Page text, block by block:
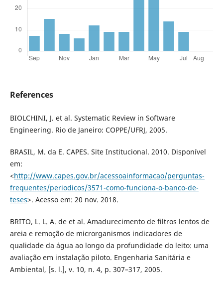
References
BIOLCHINI, J. et al. Systematic Review in Software
Engineering. Rio de Janeiro: COPPE/UFRJ, 2005.
BRASIL, M. da E. CAPES. Site Institucional. 2010. Disponível
em:
<http://www.capes.gov.br/acessoainformacao/perguntas-
frequentes/periodicos/3571-como-funciona-o-banco-de-
teses>. Acesso em: 20 nov. 2018.
BRITO, L. L. A. de et al. Amadurecimento de filtros lentos de
areia e remoção de microrganismos indicadores de
qualidade da água ao longo da profundidade do leito: uma
avaliação em instalação piloto. Engenharia Sanitária e
Ambiental, [s. l.], v. 10, n. 4, p. 307–317, 2005.